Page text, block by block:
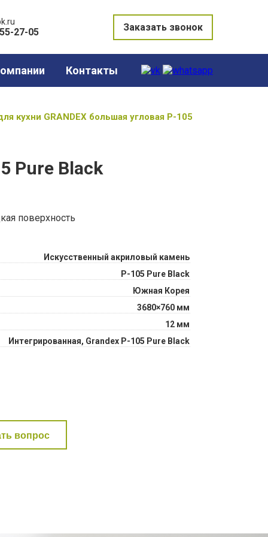
27-05 Заказать звонок
Контакты
кухни GRANDEX большая угловая Р-105
Pure Black
поверхность
Искусственный акриловый камень
Р-105 Pure Black
Южная Корея
3680×760 мм
12 мм
Интегрированная, Grandex Р-105 Pure Black
вопрос